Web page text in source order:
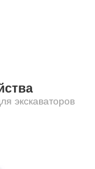
экскаваторов